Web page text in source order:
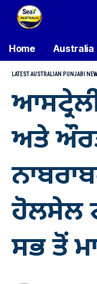
Home Australia
LATEST AUSTRALIAN PUNJABI
ਅਤੇ
ਹੋਲਸੇਲ
ਸਭ ਤੋਂ